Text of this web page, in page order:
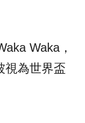
Waka，
視為世界盃